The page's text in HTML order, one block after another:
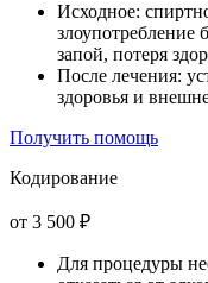
Исходное:
злоупотребление
запой, потеря
После лечения:
здоровья и
Получить помощь
Кодирование
от 3 500 ₽
Для процедуры